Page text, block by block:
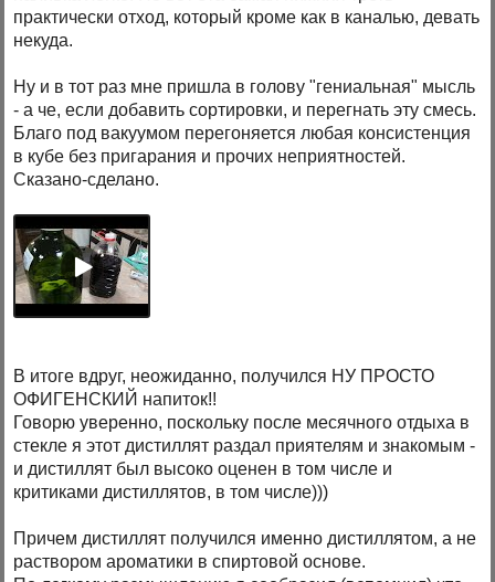
практически отход, который кроме как в каналью, девать
некуда.
Ну и в тот раз мне пришла в голову "гениальная" мысль
- а че, если добавить сортировки, и перегнать эту смесь.
Благо под вакуумом перегоняется любая консистенция
в кубе без пригарания и прочих неприятностей.
Сказано-сделано.
В итоге вдруг, неожиданно, получился НУ ПРОСТО
ОФИГЕНСКИЙ напиток!!
Говорю уверенно, поскольку после месячного отдыха в
стекле я этот дистиллят раздал приятелям и знакомым -
и дистиллят был высоко оценен в том числе и
критиками дистиллятов, в том числе)))
Причем дистиллят получился именно дистиллятом, а не
раствором ароматики в спиртовой основе.